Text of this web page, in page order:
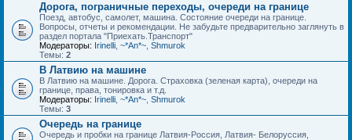
Дорога, пограничные переходы, очереди на границе
Поезд, автобус, самолет, машина. Состояние очереди на границе.
Вопросы, отчеты и рекомендации. Не забудьте предварительно заглянуть в
раздел портала "Приехать.Транспорт"
Модераторы: Irinelli ~*An*~ Shmurok
Темы: 2
В Латвию на машине
В Латвию на машине. Дорога. Страховка (зеленая карта), очереди на
границе, права, тонировка и т.д.
Модераторы: Irinelli ~*An*~ Shmurok
Темы: 3
Очередь на границе
Очередь и пробки на границе Латвия-Россия, Латвия- Белоруссия,